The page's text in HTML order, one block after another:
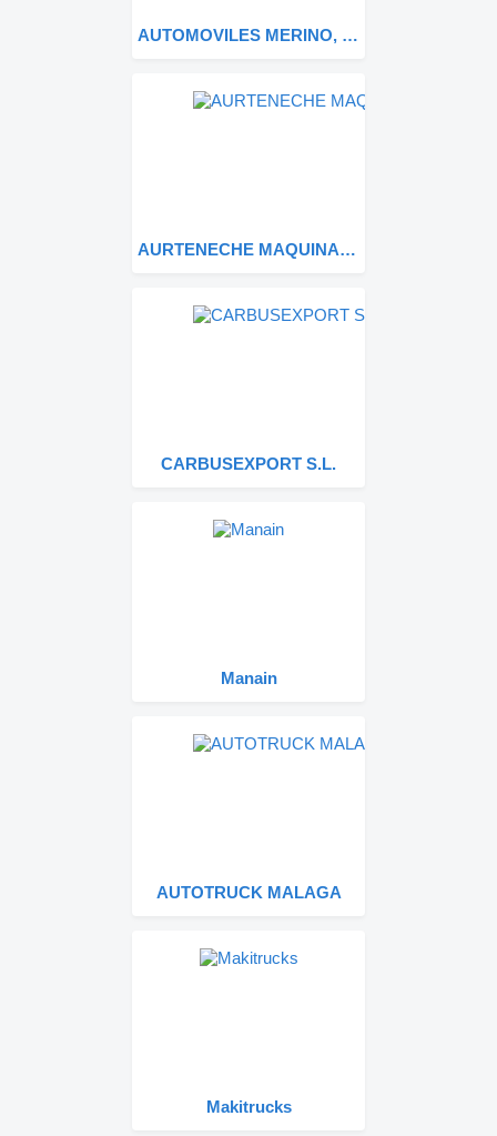
AUTOMOVILES MERINO, SL
AURTENECHE MAQUINARIA
CARBUSEXPORT S.L.
Manain
AUTOTRUCK MALAGA
Makitrucks